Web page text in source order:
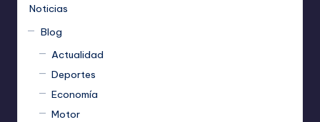
Noticias
Blog
Actualidad
Deportes
Economía
Motor